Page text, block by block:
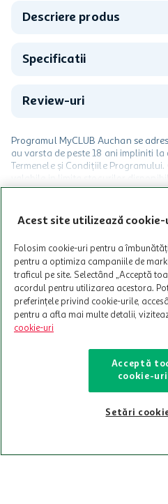
Descriere produs
Specificatii
Review-uri
Programul MyCLUB Auchan se
au varsta de peste 18 ani impliniti
Termenele și Condițiile
limita a 12 unitati / card client o
Cardul poate fi utilizat doar in
participante și pentru acțiuni
nu raspunde pentru imposibilitatea
care aceste este suspendat sau in
intretineri sau reparatii tehnice la
021-9141
Cine suntem
Acest site utilizează cookie-
Folosim cookie-uri pentru a
pentru a optimiza campaniile de
traficul pe site. Selectând „Acceptă
acordul pentru utilizarea acestora.
preferințele privind cookie-urile,
pentru a afla mai multe detalii,
cookie-uri
Acceptă
cookie-
Setări